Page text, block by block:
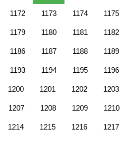
1172 1173 1174 1175
1179 1180 1181 1182
1186 1187 1188 1189
1193 1194 1195 1196
1200 1201 1202 1203
1207 1208 1209 1210
1214 1215 1216 1217